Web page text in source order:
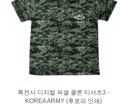
특전사 디지털 픽셀 쿨론 티셔츠3 -
KOREA ARMY (후로피 인쇄)